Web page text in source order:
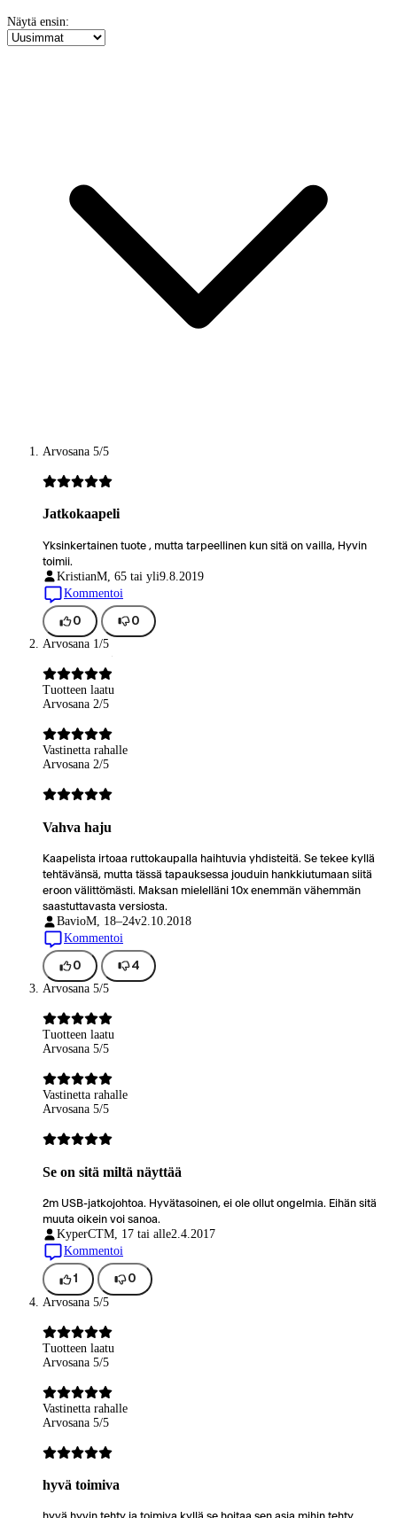
Näytä ensin:
Arvosana 5/5
Jatkokaapeli
Yksinkertainen tuote , mutta tarpeellinen kun sitä on vailla, Hyvin
toimii.
KristianM, 65 tai yli9.8.2019
Kommentoi
0 0
Arvosana 1/5
Tuotteen laatu
Arvosana 2/5
Vastinetta rahalle
Arvosana 2/5
Vahva haju
Kaapelista irtoaa ruttokaupalla haihtuvia yhdisteitä. Se tekee kyllä
tehtävänsä, mutta tässä tapauksessa jouduin hankkiutumaan siitä
eroon välittömästi. Maksan mielelläni 10x enemmän vähemmän
saastuttavasta versiosta.
BavioM, 18–24v2.10.2018
Kommentoi
0 4
Arvosana 5/5
Tuotteen laatu
Arvosana 5/5
Vastinetta rahalle
Arvosana 5/5
Se on sitä miltä näyttää
2m USB-jatkojohtoa. Hyvätasoinen, ei ole ollut ongelmia. Eihän sitä
muuta oikein voi sanoa.
KyperCTM, 17 tai alle2.4.2017
Kommentoi
1 0
Arvosana 5/5
Tuotteen laatu
Arvosana 5/5
Vastinetta rahalle
Arvosana 5/5
hyvä toimiva